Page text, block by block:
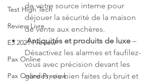
Test High Tech
Review Livre
E3 2021 Preview
Pax Online
Pax Online Preview
de votre source interne pour
déjouer la sécurité de la maison
de vente aux enchères.
Antiquités et produits de luxe –
Désactivez les alarmes et faufilez-
vous avec précision devant les
gardes, ou bien faites du bruit et